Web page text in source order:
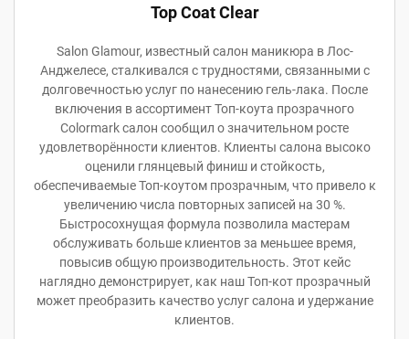
Top Coat Clear
Salon Glamour, известный салон маникюра в Лос-
Анджелесе, сталкивался с трудностями, связанными с
долговечностью услуг по нанесению гель-лака. После
включения в ассортимент Топ-коута прозрачного
Colormark салон сообщил о значительном росте
удовлетворённости клиентов. Клиенты салона высоко
оценили глянцевый финиш и стойкость,
обеспечиваемые Топ-коутом прозрачным, что привело к
увеличению числа повторных записей на 30 %.
Быстросохнущая формула позволила мастерам
обслуживать больше клиентов за меньшее время,
повысив общую производительность. Этот кейс
наглядно демонстрирует, как наш Топ-кот прозрачный
может преобразить качество услуг салона и удержание
клиентов.